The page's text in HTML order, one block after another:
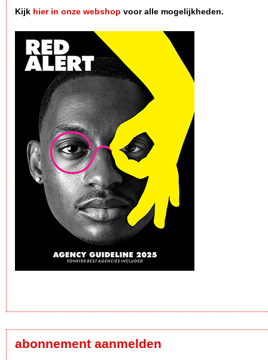
Kijk hier in onze webshop voor alle mogelijkheden.
abonnement aanmelden